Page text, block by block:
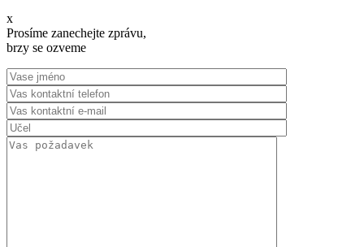
x
Prosíme zanechejte zprávu,
brzy se ozveme